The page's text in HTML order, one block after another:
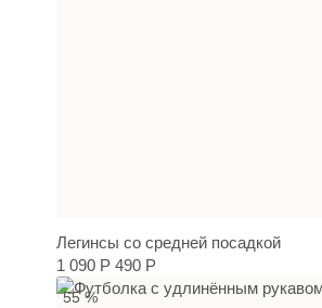
Легинсы со средней посадкой
1 090 Р 490 Р
55 %